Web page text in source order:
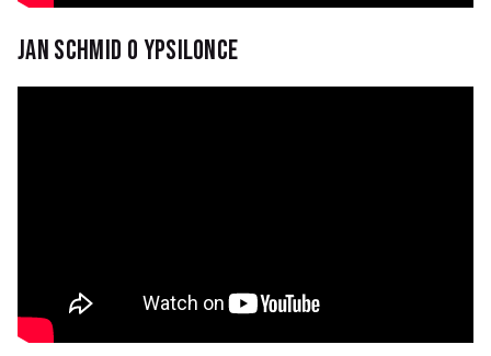
Jan Schmid o Ypsilonce